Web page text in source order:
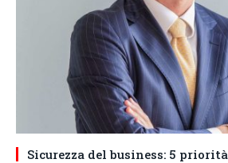
Sicurezza del business: 5